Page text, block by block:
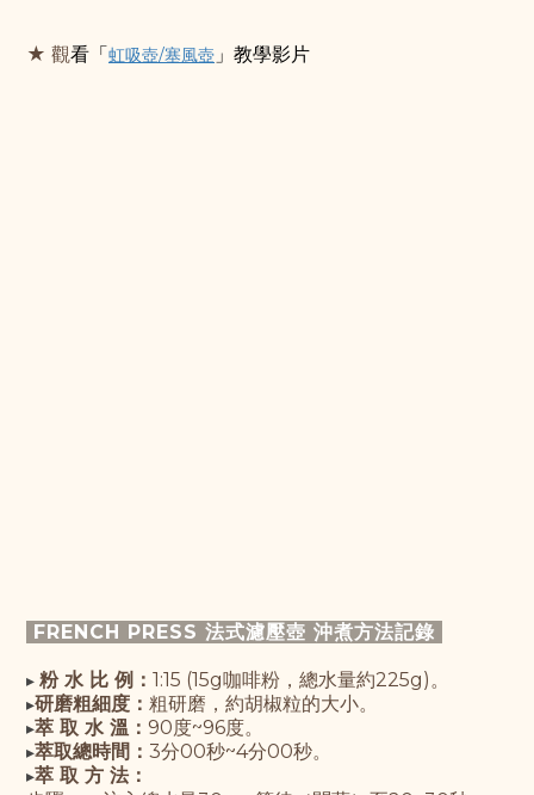
★ 觀看 「 虹吸壺/塞風壺 」 教學影片
FRENCH PRESS 法式濾壓壺 沖煮方法記錄
▸ 粉 水 比 例： 1:15 (15g咖啡粉，總水量約225g)。
▸研磨粗細度： 粗研磨，約胡椒粒的大小。
▸萃 取 水 溫： 90度~96度。
▸萃取總時間： 3分00秒~4分00秒。
▸萃 取 方 法：